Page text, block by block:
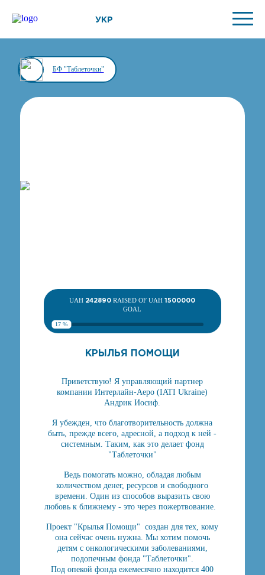
УКР
БФ "Таблеточки"
UAH 242890 RAISED OF UAH1500000
GOAL
17 %
КРЫЛЬЯ ПОМОЩИ
Приветствую! Я управляющий партнер
компании Интерлайн-Аеро (IATI Ukraine)
Андрик Иосиф.
Я убежден, что благотворительность должна
быть, прежде всего, адресной, а подход к ней -
системным. Таким, как это делает фонд
"Таблеточки"
Ведь помогать можно, обладая любым
количеством денег, ресурсов и свободного
времени. Один из способов выразить свою
любовь к ближнему - это через пожертвование.
Проект "Крылья Помощи" создан для тех, кому
она сейчас очень нужна. Мы хотим помочь
детям с онкологическими заболеваниями,
подопечным фонда "Таблеточки".
Под опекой фонда ежемесячно находится 400